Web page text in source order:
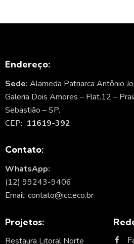
Endereço:
Sede: Alameda Patriarca Antônio
Galeria Dois Amores – Flat.12 –
Sebastião – SP.
CEP: 11619-392
Contato:
WhatsApp:
(12) 99243-9406
Email: contato@icc.eco.br
Projetos:
Restaura Litoral Norte